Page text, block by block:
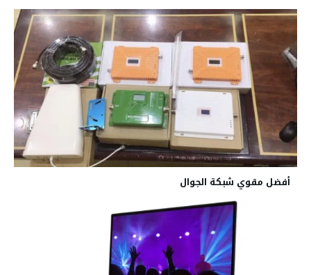
أفضل مقوي شبكة الجوال